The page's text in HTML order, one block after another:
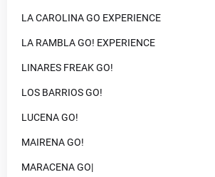
LA CAROLINA GO EXPERIENCE
LA RAMBLA GO! EXPERIENCE
LINARES FREAK GO!
LOS BARRIOS GO!
LUCENA GO!
MAIRENA GO!
MARACENA GO|